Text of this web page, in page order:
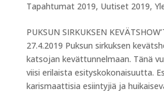
Tapahtumat 2019, Uutiset 2019,
PUKSUN SIRKUKSEN
27.4.2019 Puksun sirkuksen
katsojan kevättunnelmaan. Tänä
viisi erilaista esityskokonaisuutta.
karismaattisia esiintyjiä ja